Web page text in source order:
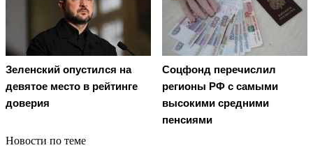
Зеленский опустился на
девятое место в рейтинге
доверия
Соцфонд перечислил
регионы РФ с самыми
высокими средними
пенсиями
Новости по теме